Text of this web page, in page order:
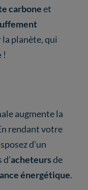
carboneet
la planète, qui
!
augmente la
rendant votre
d'un
acheteursde
énergétique.